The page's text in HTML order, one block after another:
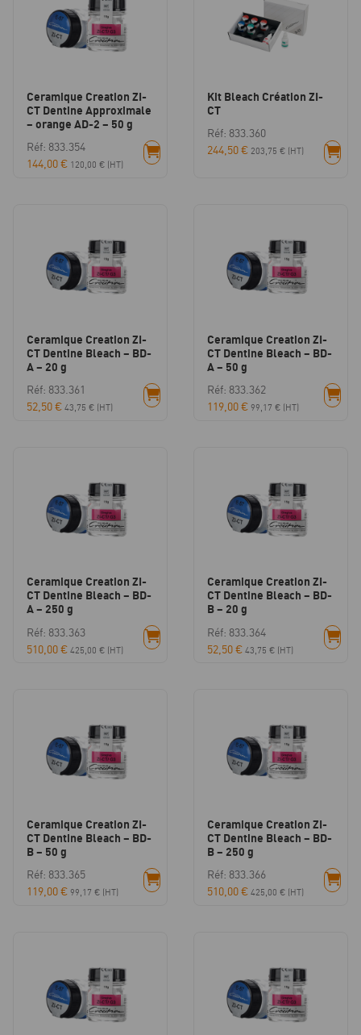
Ceramique Creation ZI-
CT Dentine Approximale
– orange AD-2 – 50 g
Réf: 833.354
144,00€ 120,00 € (HT)
Kit Bleach Création ZI-
CT
Réf: 833.360
244,50€ 203,75 € (HT)
Ceramique Creation ZI-
CT Dentine Bleach – BD-
A – 20 g
Réf: 833.361
52,50€ 43,75 € (HT)
Ceramique Creation ZI-
CT Dentine Bleach – BD-
A – 50 g
Réf: 833.362
119,00€ 99,17 € (HT)
Ceramique Creation ZI-
CT Dentine Bleach – BD-
A – 250 g
Réf: 833.363
510,00€ 425,00 € (HT)
Ceramique Creation ZI-
CT Dentine Bleach – BD-
B – 20 g
Réf: 833.364
52,50€ 43,75 € (HT)
Ceramique Creation ZI-
CT Dentine Bleach – BD-
B – 50 g
Réf: 833.365
119,00€ 99,17 € (HT)
Ceramique Creation ZI-
CT Dentine Bleach – BD-
B – 250 g
Réf: 833.366
510,00€ 425,00 € (HT)